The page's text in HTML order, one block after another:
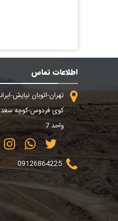
اطلاعات تماس
تهران-اتوبان نیایش-
واحد 7
09126864225